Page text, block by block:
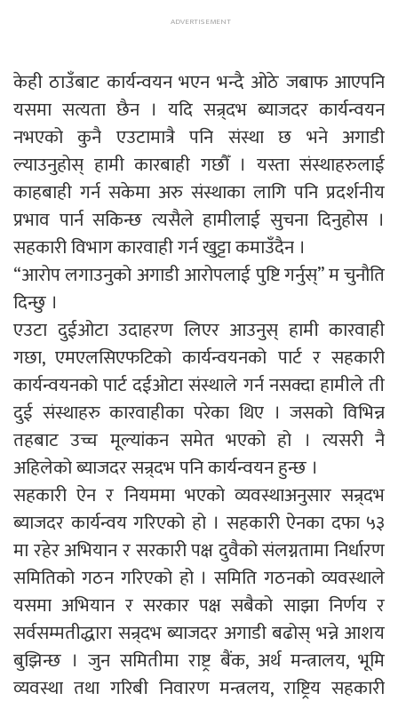
केही ठाउँबाट कार्यन्वयन भएन भन्दै ओठे जबाफ आएपनि
यसमा सत्यता छैन । यदि सन्र्दभ ब्याजदर कार्यन्वयन
नभएको कुनै एउटामात्रै पनि संस्था छ भने अगाडी
ल्याउनुहोस् हामी कारबाही गछौँ । यस्ता संस्थाहरुलाई
काहबाही गर्न सकेमा अरु संस्थाका लागि पनि प्रदर्शनीय
प्रभाव पार्न सकिन्छ त्यसैले हामीलाई सुचना दिनुहोस ।
सहकारी विभाग कारवाही गर्न खुट्टा कमाउँदैन ।
“आरोप लगाउनुको अगाडी आरोपलाई पुष्टि गर्नुस्” म चुनौति
दिन्छु ।
एउटा दुईओटा उदाहरण लिएर आउनुस् हामी कारवाही
गछा, एमएलसिएफटिको कार्यन्वयनको पार्ट र सहकारी
कार्यन्वयनको पार्ट दईओटा संस्थाले गर्न नसक्दा हामीले ती
दुई संस्थाहरु कारवाहीका परेका थिए । जसको विभिन्न
तहबाट उच्च मूल्यांकन समेत भएको हो । त्यसरी नै
अहिलेको ब्याजदर सन्र्दभ पनि कार्यन्वयन हुन्छ ।
सहकारी ऐन र नियममा भएको व्यवस्थाअनुसार सन्र्दभ
ब्याजदर कार्यन्वय गरिएको हो । सहकारी ऐनका दफा ५३
मा रहेर अभियान र सरकारी पक्ष दुवैको संलग्नतामा निर्धारण
समितिको गठन गरिएको हो । समिति गठनको व्यवस्थाले
यसमा अभियान र सरकार पक्ष सबैको साझा निर्णय र
सर्वसम्मतीद्धारा सन्र्दभ ब्याजदर अगाडी बढोस् भन्ने आशय
बुझिन्छ । जुन समितीमा राष्ट्र बैंक, अर्थ मन्त्रालय, भूमि
व्यवस्था तथा गरिबी निवारण मन्त्रलय, राष्ट्रिय सहकारी